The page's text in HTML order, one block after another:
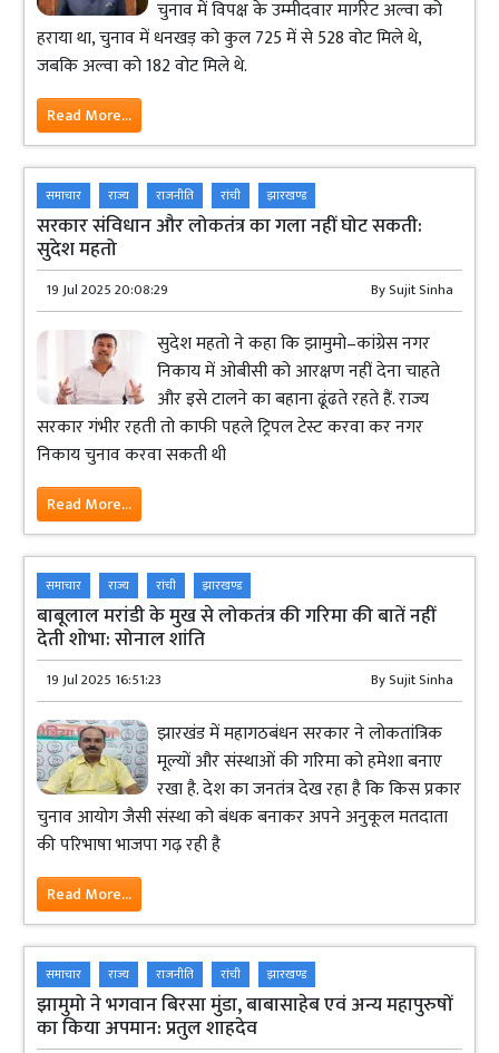
चुनाव में विपक्ष के उम्मीदवार मार्गरेट अल्वा को
हराया था, चुनाव में धनखड़ को कुल 725 में से 528 वोट मिले थे,
जबकि अल्वा को 182 वोट मिले थे.
Read More...
समाचार राज्य राजनीति रांची झारखण्ड
सरकार संविधान और लोकतंत्र का गला नहीं घोट सकती:
सुदेश महतो
19 Jul 2025 20:08:29 BySujit Sinha
सुदेश महतो ने कहा कि झामुमो–कांग्रेस नगर
निकाय में ओबीसी को आरक्षण नहीं देना चाहते
और इसे टालने का बहाना ढूंढते रहते हैं. राज्य
सरकार गंभीर रहती तो काफी पहले ट्रिपल टेस्ट करवा कर नगर
निकाय चुनाव करवा सकती थी
Read More...
समाचार राज्य रांची झारखण्ड
बाबूलाल मरांडी के मुख से लोकतंत्र की गरिमा की बातें नहीं
देती शोभा: सोनाल शांति
19 Jul 2025 16:51:23 BySujit Sinha
झारखंड में महागठबंधन सरकार ने लोकतांत्रिक
मूल्यों और संस्थाओं की गरिमा को हमेशा बनाए
रखा है. देश का जनतंत्र देख रहा है कि किस प्रकार
चुनाव आयोग जैसी संस्था को बंधक बनाकर अपने अनुकूल मतदाता
की परिभाषा भाजपा गढ़ रही है
Read More...
समाचार राज्य राजनीति रांची झारखण्ड
झामुमो ने भगवान बिरसा मुंडा, बाबासाहेब एवं अन्य महापुरुषों
का किया अपमान: प्रतुल शाहदेव